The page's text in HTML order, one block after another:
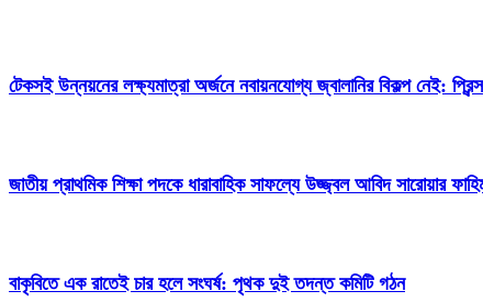
টেকসই উন্নয়নের লক্ষ্যমাত্রা অর্জনে নবায়নযোগ্য জ্বালানির বিকল্প নেই: প্রিন্স
জাতীয় প্রাথমিক শিক্ষা পদকে ধারাবাহিক সাফল্যে উজ্জ্বল আবিদ সারোয়ার
বাকৃবিতে এক রাতেই চার হলে সংঘর্ষ: পৃথক দুই তদন্ত কমিটি গঠন